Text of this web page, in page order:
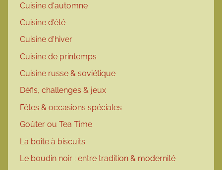
Cuisine d'automne
Cuisine d'été
Cuisine d'hiver
Cuisine de printemps
Cuisine russe & soviétique
Défis, challenges & jeux
Fêtes & occasions spéciales
Goûter ou Tea Time
La boîte à biscuits
Le boudin noir : entre tradition & modernité